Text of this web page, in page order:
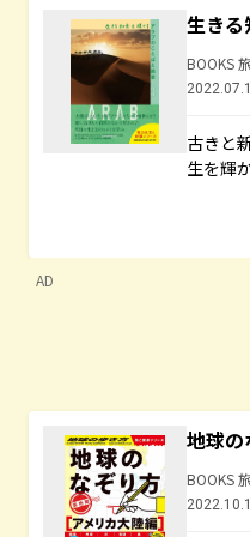
生きる
BOOKS
古きと
生を輝
AD
地球
BOOKS